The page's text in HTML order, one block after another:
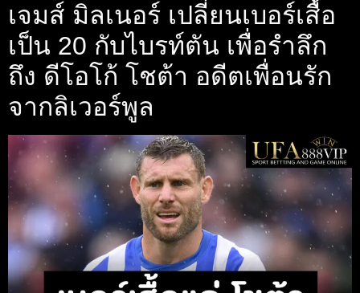
เจมส์ มิลเนอร์ เปลี่ยนเบอร์เสื้อ
เป็น 20 กับไบรท์ตัน เพื่อรำลึก
ถึง ดีโอโก้ โชต้า อดีตเพื่อนรัก
จากลิเวอร์พูล